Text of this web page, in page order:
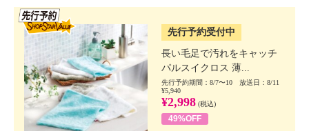
先行予約受付中
長い毛足で汚れをキャッチ
パルスイクロス 薄...
先行予約期間：8/7〜10 放送日：8/11
¥5,940
¥2,998 (税込)
49%OFF